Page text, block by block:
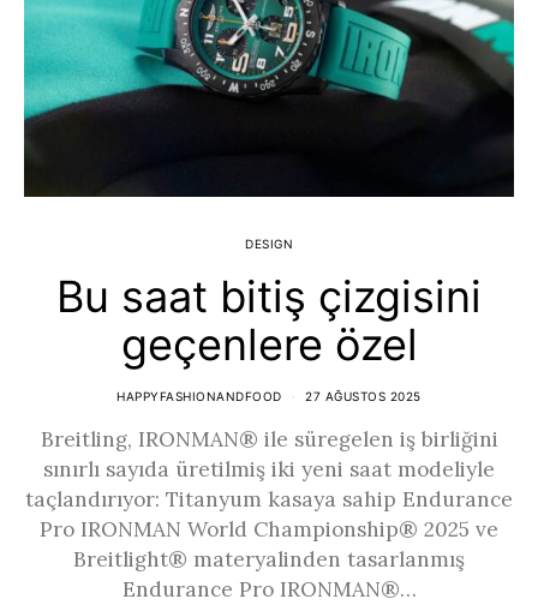
DESIGN
Bu saat bitiş çizgisini
geçenlere özel
HAPPYFASHIONANDFOOD 27 AĞUSTOS 2025
Breitling, IRONMAN® ile süregelen iş birliğini
sınırlı sayıda üretilmiş iki yeni saat modeliyle
taçlandırıyor: Titanyum kasaya sahip Endurance
Pro IRONMAN World Championship® 2025 ve
Breitlight® materyalinden tasarlanmış
Endurance Pro IRONMAN®…